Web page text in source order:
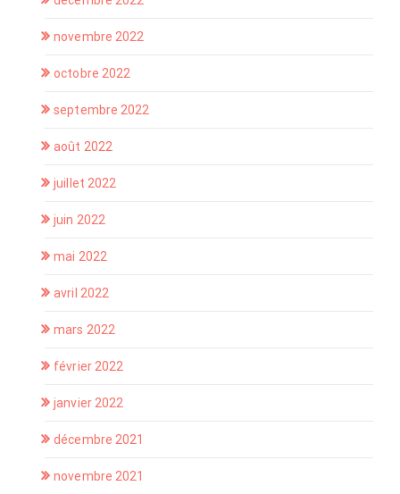
novembre 2022
octobre 2022
septembre 2022
août 2022
juillet 2022
juin 2022
mai 2022
avril 2022
mars 2022
février 2022
janvier 2022
décembre 2021
novembre 2021